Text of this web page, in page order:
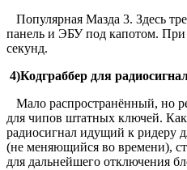
Популярная Мазда 3. Здесь
панель и ЭБУ под капотом.
секунд.
4)Кодграббер для
Мало распространённый, но
для чипов штатных ключей.
радиосигнал идущий к ридеру
(не меняющийся во времени),
для дальнейшего отключения